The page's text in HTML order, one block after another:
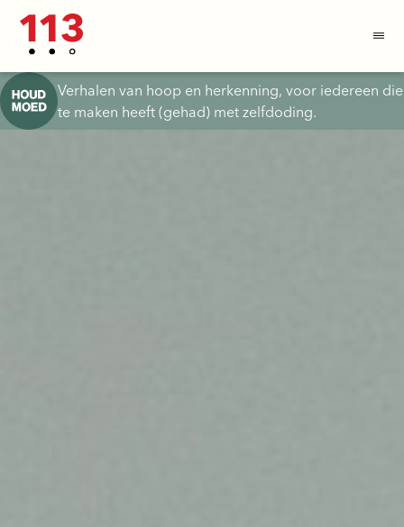
Verhalen van hoop en herkenning, voor iedereen die
te maken heeft (gehad) met zelfdoding.